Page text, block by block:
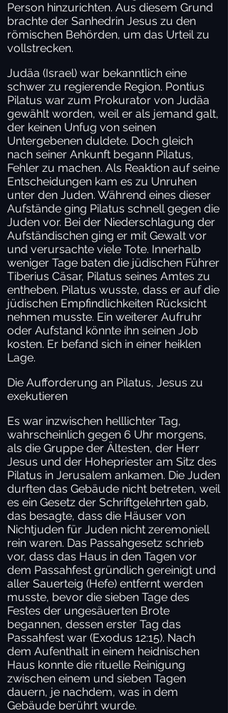
Person hinzurichten. Aus diesem Grund
brachte der Sanhedrin Jesus zu den
römischen Behörden, um das Urteil zu
vollstrecken.
Judäa (Israel) war bekanntlich eine
schwer zu regierende Region. Pontius
Pilatus war zum Prokurator von Judäa
gewählt worden, weil er als jemand galt,
der keinen Unfug von seinen
Untergebenen duldete. Doch gleich
nach seiner Ankunft begann Pilatus,
Fehler zu machen. Als Reaktion auf seine
Entscheidungen kam es zu Unruhen
unter den Juden. Während eines dieser
Aufstände ging Pilatus schnell gegen die
Juden vor. Bei der Niederschlagung der
Aufständischen ging er mit Gewalt vor
und verursachte viele Tote. Innerhalb
weniger Tage baten die jüdischen Führer
Tiberius Cäsar, Pilatus seines Amtes zu
entheben. Pilatus wusste, dass er auf die
jüdischen Empfindlichkeiten Rücksicht
nehmen musste. Ein weiterer Aufruhr
oder Aufstand könnte ihn seinen Job
kosten. Er befand sich in einer heiklen
Lage.
Die Aufforderung an Pilatus, Jesus zu
exekutieren
Es war inzwischen helllichter Tag,
wahrscheinlich gegen 6 Uhr morgens,
als die Gruppe der Ältesten, der Herr
Jesus und der Hohepriester am Sitz des
Pilatus in Jerusalem ankamen. Die Juden
durften das Gebäude nicht betreten, weil
es ein Gesetz der Schriftgelehrten gab,
das besagte, dass die Häuser von
Nichtjuden für Juden nicht zeremoniell
rein waren. Das Passahgesetz schrieb
vor, dass das Haus in den Tagen vor
dem Passahfest gründlich gereinigt und
aller Sauerteig (Hefe) entfernt werden
musste, bevor die sieben Tage des
Festes der ungesäuerten Brote
begannen, dessen erster Tag das
Passahfest war (Exodus 12:15). Nach
dem Aufenthalt in einem heidnischen
Haus konnte die rituelle Reinigung
zwischen einem und sieben Tagen
dauern, je nachdem, was in dem
Gebäude berührt wurde.